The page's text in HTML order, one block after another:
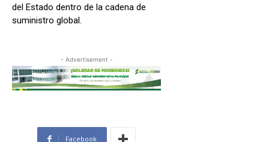
del Estado dentro de la cadena de
suministro global.
- Advertisement -
Facebook